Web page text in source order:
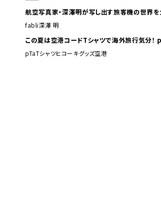
航空写真家・深澤明が写し出す旅客機の世界を
fabli深澤 明
pTaTシャツヒコーキグッズ空港